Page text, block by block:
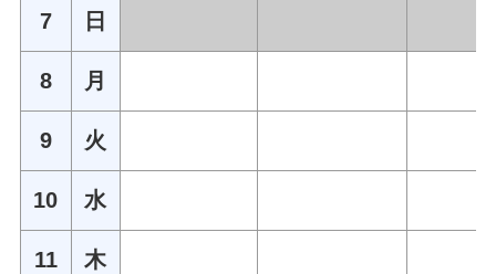
7 日
8 月
9 火
10 水
11 木